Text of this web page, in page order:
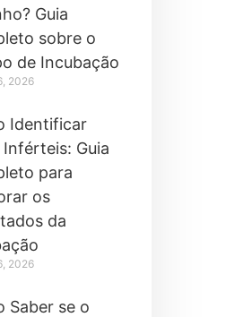
Guia
sobre o
de Incubação
2026
Identificar
Inférteis: Guia
para
os
da
2026
Saber se o